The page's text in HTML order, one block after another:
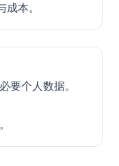
本。
要个人数据。